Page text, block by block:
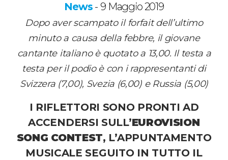
News - 9 Maggio 2019
Dopo aver scampato il forfait dell’ultimo
minuto a causa della febbre, il giovane
cantante italiano è quotato a 13,00. Il testa a
testa per il podio è con i rappresentanti di
Svizzera (7,00), Svezia (6,00) e Russia (5,00)
I RIFLETTORI SONO PRONTI AD
ACCENDERSI SULL’EUROVISION
SONG CONTEST, L’APPUNTAMENTO
MUSICALE SEGUITO IN TUTTO IL